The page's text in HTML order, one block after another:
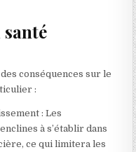
conséquences sur le
:
: Les
à s’établir dans
ce qui limitera les